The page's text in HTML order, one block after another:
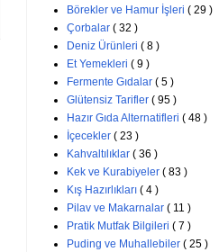
Börekler ve Hamur İşleri ( 29 )
Çorbalar ( 32 )
Deniz Ürünleri ( 8 )
Et Yemekleri ( 9 )
Fermente Gıdalar ( 5 )
Glütensiz Tarifler ( 95 )
Hazır Gıda Alternatifleri ( 48 )
İçecekler ( 23 )
Kahvaltılıklar ( 36 )
Kek ve Kurabiyeler ( 83 )
Kış Hazırlıkları ( 4 )
Pilav ve Makarnalar ( 11 )
Pratik Mutfak Bilgileri ( 7 )
Puding ve Muhallebiler ( 25 )